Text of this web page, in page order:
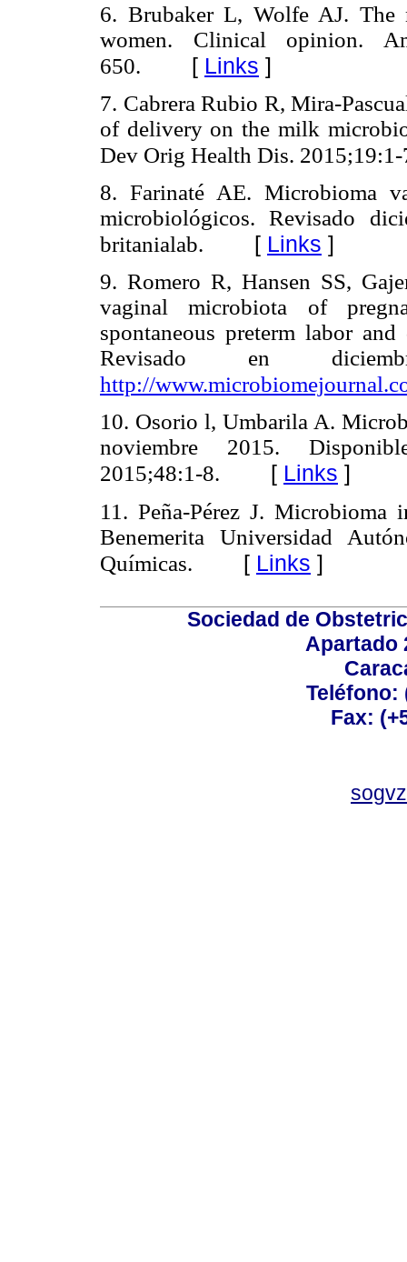
6. Brubaker L, Wolfe AJ.
women. Clinical opinion.
650. [ Links ]
7. Cabrera Rubio R, Mira-
of delivery on the milk
Dev Orig Health Dis. 2015;19:1-
8. Farinaté AE. Microbioma
microbiológicos. Revisado
britanialab. [ Links ]
9. Romero R, Hansen SS,
vaginal microbiota of
spontaneous preterm labor
Revisado en
http://
10. Osorio l, Umbarila A.
noviembre 2015.
2015;48:1-8. [ Links ]
11. Peña-Pérez J. Microbioma
Benemerita Universidad
Químicas. [ Links ]
Sociedad de
Apartado
Teléfono:
Fax: